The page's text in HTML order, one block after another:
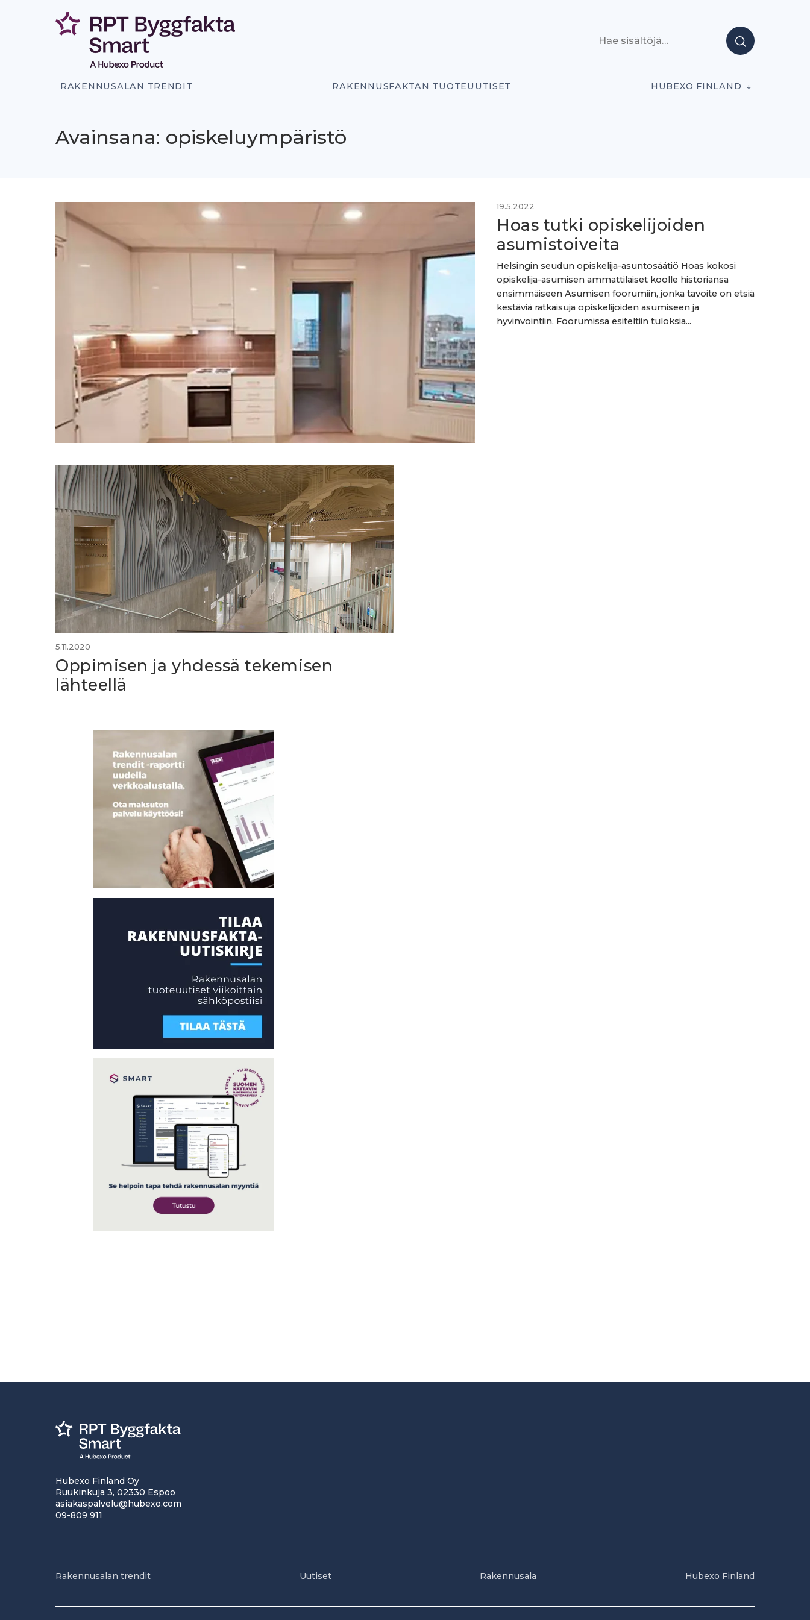
RAKENNUSALAN TRENDIT RAKENNUSFAKTAN TUOTEUUTISET HUBEXO FINLAND
Avainsana: opiskeluympäristö
19.5.2022
Hoas tutki opiskelijoiden
asumistoiveita
Helsingin seudun opiskelija-asuntosäätiö Hoas kokosi
opiskelija-asumisen ammattilaiset koolle historiansa
ensimmäiseen Asumisen foorumiin, jonka tavoite on etsiä
kestäviä ratkaisuja opiskelijoiden asumiseen ja
hyvinvointiin. Foorumissa esiteltiin tuloksia...
5.11.2020
Oppimisen ja yhdessä tekemisen
lähteellä
Hubexo Finland Oy
Ruukinkuja 3, 02330 Espoo
asiakaspalvelu@hubexo.com
09-809 911
Rakennusalan trendit Uutiset Rakennusala Hubexo Finland